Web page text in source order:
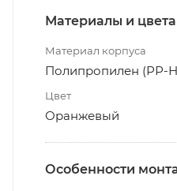
Материалы и цвета
Материал корпуса
Полипропилен (РР-
Цвет
Оранжевый
Особенности